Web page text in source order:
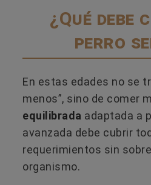
¿Qué debe
perro
En estas edades no se
menos”, sino de comer
equilibrada adaptada a
avanzada debe cubrir
requerimientos sin
organismo.